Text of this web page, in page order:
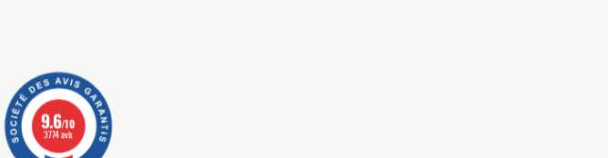
9.6/10
3774 avis